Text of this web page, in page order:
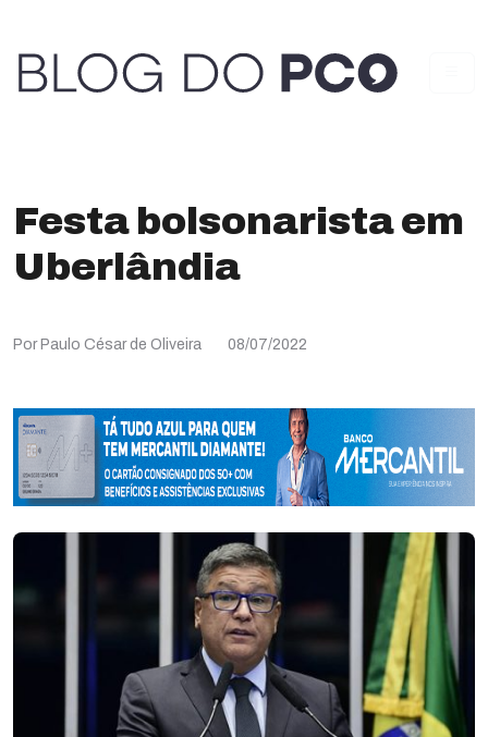
Festa bolsonarista em
Uberlândia
Por Paulo César de Oliveira 08/07/2022